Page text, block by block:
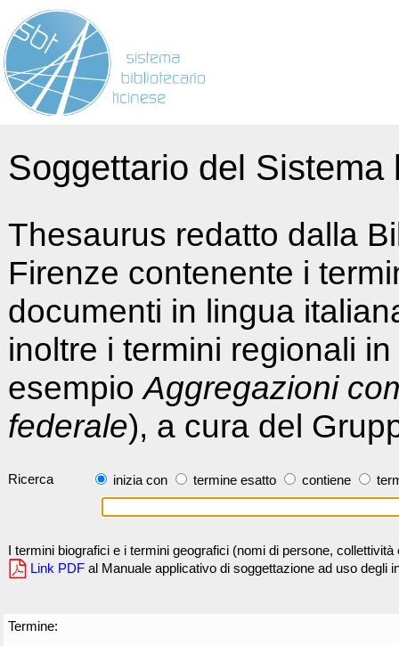
Soggettario del
Thesaurus redatto dalla
Firenze contenente i
documenti in lingua
inoltre i termini regionali
esempioAggregazioni
federale), a cura del
Ricerca inizia con termine esatto contiene
I termini biografici e i termini geografici (nomi di persone,
Link PDF al Manuale applicativo di soggettazione ad uso degli
Termine: